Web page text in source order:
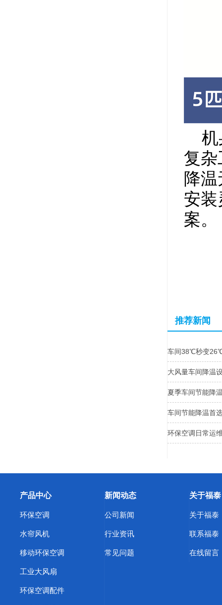
机
复
降
安
案。
推荐新闻
车间38℃秒变
大风量车间降温
夏季车间节能降
车间节能降温首
环保空调日常运
产品中心
环保空调
水帘风机
移动环保空调
工业大风扇
环保空调配件
新闻动态
公司新闻
行业资讯
常见问题
关于福泰
关于福泰
联系福泰
在线留言